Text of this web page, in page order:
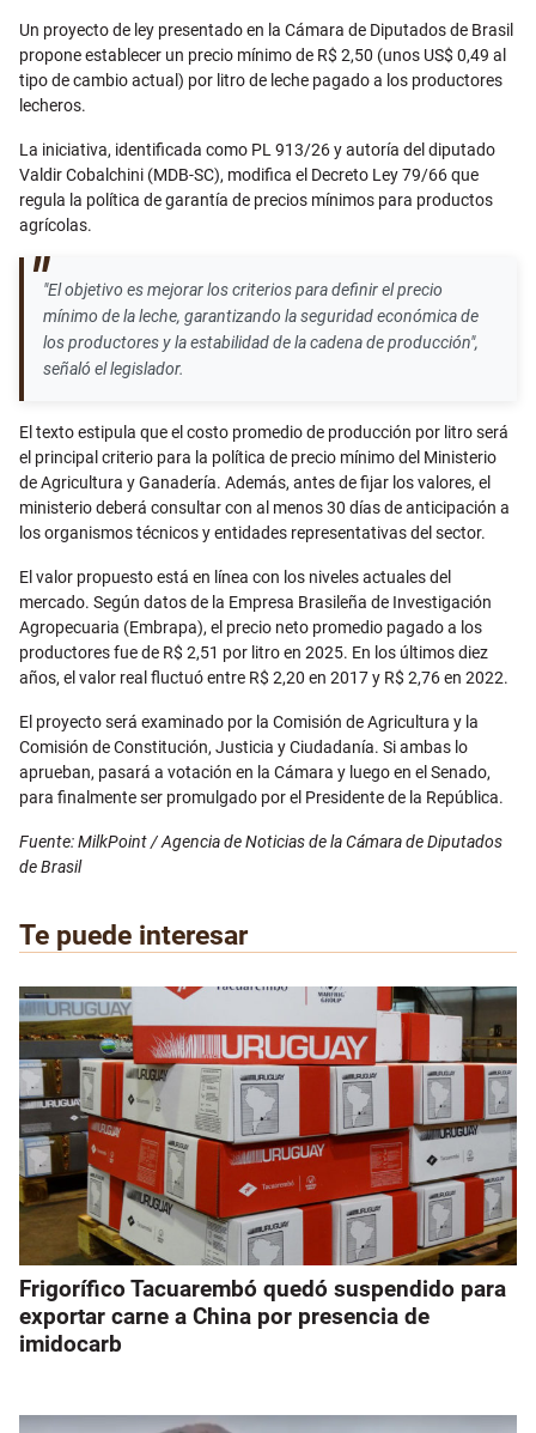
Un proyecto de ley presentado en la Cámara de Diputados de Brasil
propone establecer un precio mínimo de R$ 2,50 (unos US$ 0,49 al
tipo de cambio actual) por litro de leche pagado a los productores
lecheros.
La iniciativa, identificada como PL 913/26 y autoría del diputado
Valdir Cobalchini (MDB-SC), modifica el Decreto Ley 79/66 que
regula la política de garantía de precios mínimos para productos
agrícolas.
"El objetivo es mejorar los criterios para definir el precio
mínimo de la leche, garantizando la seguridad económica de
los productores y la estabilidad de la cadena de producción",
señaló el legislador.
El texto estipula que el costo promedio de producción por litro será
el principal criterio para la política de precio mínimo del Ministerio
de Agricultura y Ganadería. Además, antes de fijar los valores, el
ministerio deberá consultar con al menos 30 días de anticipación a
los organismos técnicos y entidades representativas del sector.
El valor propuesto está en línea con los niveles actuales del
mercado. Según datos de la Empresa Brasileña de Investigación
Agropecuaria (Embrapa), el precio neto promedio pagado a los
productores fue de R$ 2,51 por litro en 2025. En los últimos diez
años, el valor real fluctuó entre R$ 2,20 en 2017 y R$ 2,76 en 2022.
El proyecto será examinado por la Comisión de Agricultura y la
Comisión de Constitución, Justicia y Ciudadanía. Si ambas lo
aprueban, pasará a votación en la Cámara y luego en el Senado,
para finalmente ser promulgado por el Presidente de la República.
Fuente: MilkPoint / Agencia de Noticias de la Cámara de Diputados
de Brasil
Te puede interesar
Frigorífico Tacuarembó quedó suspendido para
exportar carne a China por presencia de
imidocarb